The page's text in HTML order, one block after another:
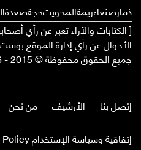
ذمارصنعاءريمةالمحويتحجةصعدة
[ الكتابات والآراء تعبر عن رأي
الأحوال عن رأي إدارة الموقع
جميع الحقوق محفوظة © 2015 - 2026
إتصل بنا الأرشيف
من نحن
إتفاقية وسياسة الإستخدام Privacy Policy